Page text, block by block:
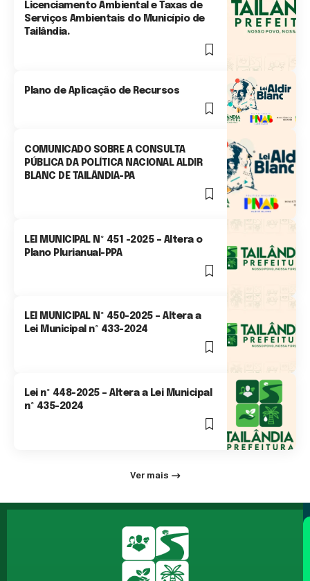
Licenciamento Ambiental e Taxas de
Serviços Ambientais do Município de
Tailândia.
Plano de Aplicação de Recursos
COMUNICADO SOBRE A CONSULTA
PÚBLICA DA POLÍTICA NACIONAL ALDIR
BLANC DE TAILÂNDIA-PA
LEI MUNICIPAL Nº 451 -2025 – Altera o
Plano Plurianual-PPA
LEI MUNICIPAL Nº 450-2025 – Altera a
Lei Municipal nº 433-2024
Lei nº 448-2025 – Altera a Lei Municipal
nº 435-2024
Ver mais